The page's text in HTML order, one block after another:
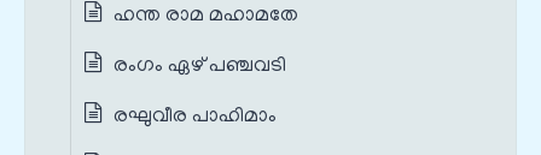
ഹന്ത രാമ മഹാമതേ
രംഗം ഏഴ് പഞ്ചവടി
രഘുവീര പാഹിമാം